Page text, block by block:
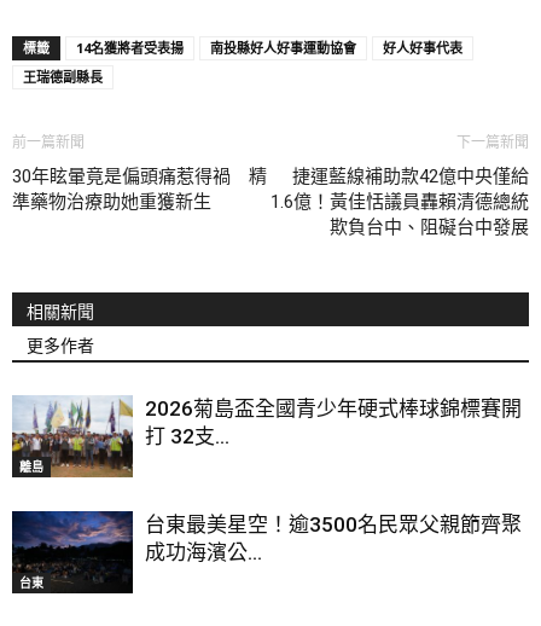
標籤 14名獲將者受表揚 南投縣好人好事運動協會
好人好事代表
王瑞德副縣長
前一篇新聞
30年眩暈竟是偏頭痛惹得禍 精
準藥物治療助她重獲新生
下一篇新聞
捷運藍線補助款42億中央僅給
1.6億！黃佳恬議員轟賴清德總統
欺負台中、阻礙台中發展
相關新聞
更多作者
離島
2026菊島盃全國青少年硬式棒球錦標賽開
打 32支...
台東
台東最美星空！逾3500名民眾父親節齊聚
成功海濱公...